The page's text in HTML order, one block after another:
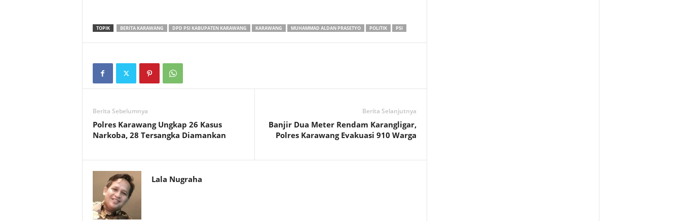
TOPIK BERITA KARAWANG DPD PSI KABUPATEN KARAWANG KARAWANG MUHAMMAD ALDAN PRASETYO POLITIK PSI
Berita Sebelumnya
Polres Karawang Ungkap 26 Kasus
Narkoba, 28 Tersangka Diamankan
Berita Selanjutnya
Banjir Dua Meter Rendam Karangligar,
Polres Karawang Evakuasi 910 Warga‎
Lala Nugraha